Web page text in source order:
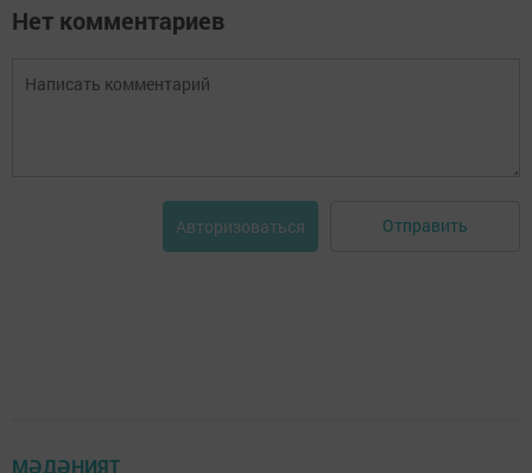
Нет комментариев
Авторизоваться Отправить
МӘДӘНИЯТ